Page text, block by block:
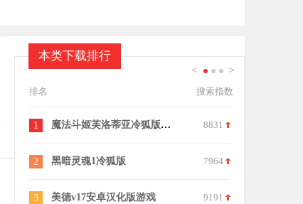
本类下载排行
< >
排名 搜索指数
1 魔法斗姬芙洛蒂亚冷狐版游戏 8831
2 黑暗灵魂1冷狐版 7964
3 美德v17安卓汉化版游戏 9191